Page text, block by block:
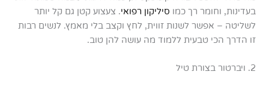
בעדינות, וחומר רך כמו סיליקון רפואי. צעצוע קטן גם קל יותר
לשליטה – אפשר לשנות זווית, לחץ וקצב בלי מאמץ. לנשים רבות
זו הדרך הכי טבעית ללמוד מה עושה להן טוב.
2. ויברטור בצורת טיל